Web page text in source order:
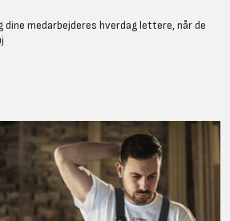
dine medarbejderes hverdag lettere, når de